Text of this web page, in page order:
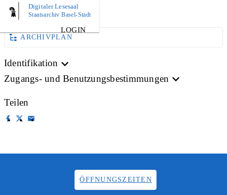
Digitaler Lesesaal
Staatsarchiv Basel-Stadt
LOGIN
AKTE
ARCHIVPLAN
Identifikation
Zugangs- und Benutzungsbestimmungen
Teilen
ÖFFNUNGSZEITEN